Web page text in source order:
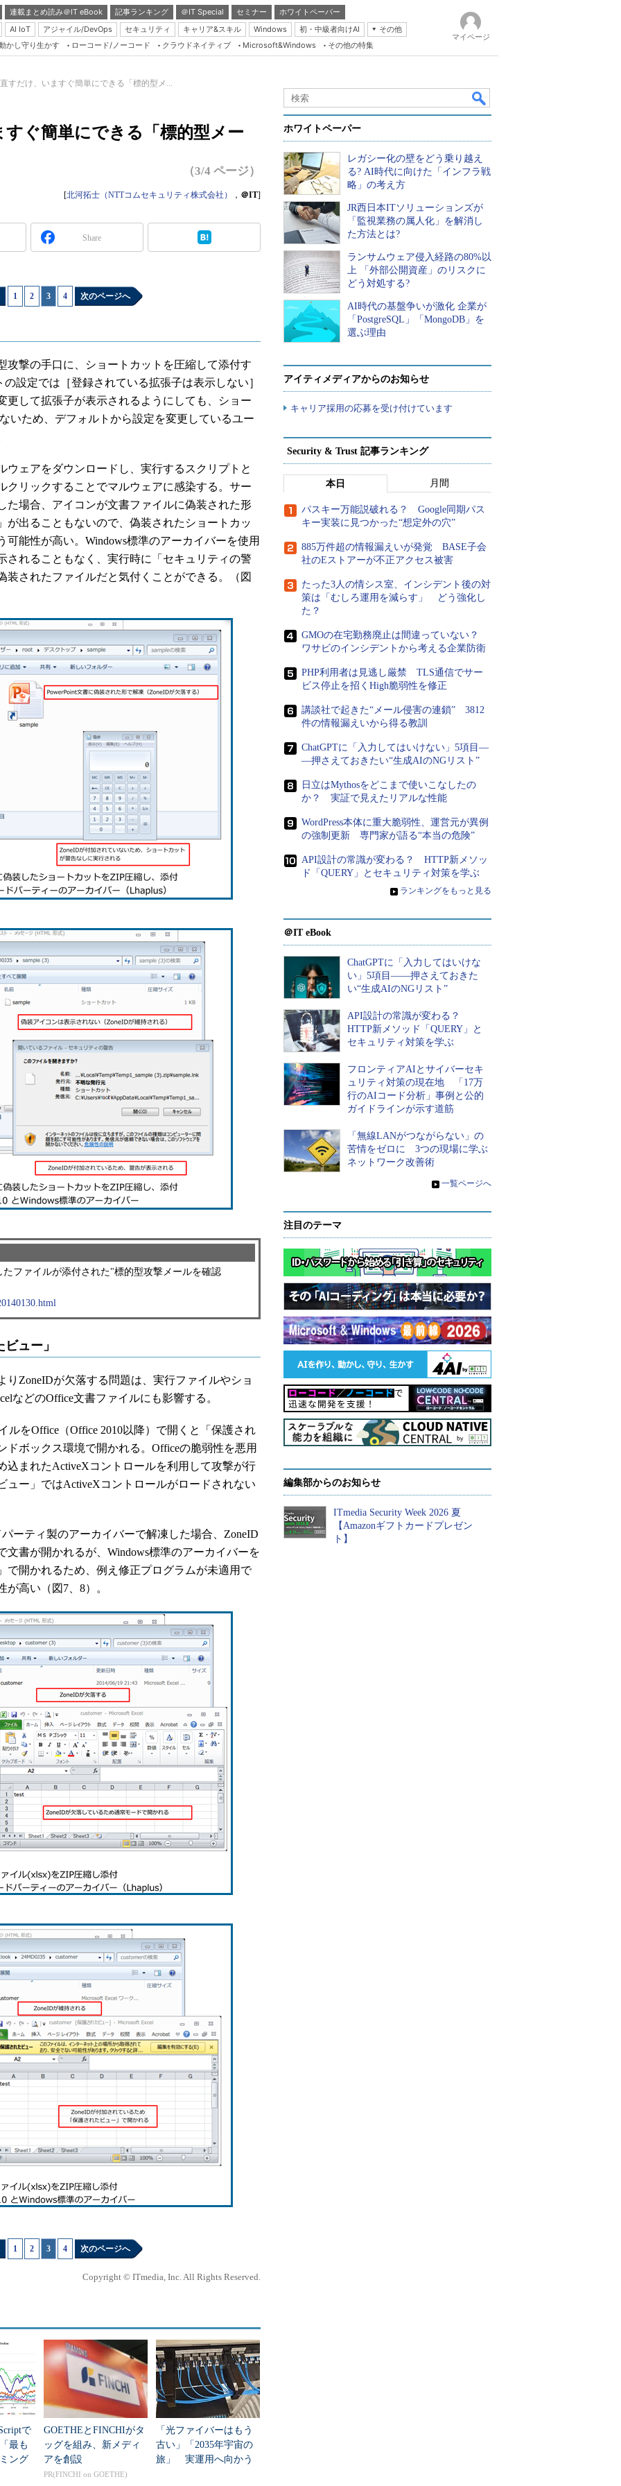
連載まとめ読み＠IT eBook 記事ランキング ＠IT Special セミナー
ホワイトペーパー
AI IoT
アジャイル/DevOps セキュリティ キャリア&スキル Windows 初・中級者向けAI
その他
Server & Storage
Database Expert
Master of IP Network
Security & Trust
Test & Tools
かし守り生かす ローコード/ノーコード クラウドネイティブ Microsoft&Windows その他の特集
マイページ
すだけ、いますぐ簡単にできる「標的型メ...
ぐ簡単にできる「標的型メー
（3/4 ページ）
[北河拓士（NTTコムセキュリティ株式会社） ， ＠IT]
Share
1 2 3 4 次のページへ
撃の手口に、ショートカットを圧縮して添付す
設定では［登録されている拡張子は表示しない］
更して拡張子が表示されるようにしても、ショー
いため、デフォルトから設定を変更しているユー
ェアをダウンロードし、実行するスクリプトと
クリックすることでマルウェアに感染する。サー
た場合、アイコンが文書ファイルに偽装された形
が出ることもないので、偽装されたショートカッ
能性が高い。Windows標準のアーカイバーを使用
されることもなく、実行時に「セキュリティの警
装されたファイルだと気付くことができる。（図
ファイルが添付された"標的型攻撃メールを確認
ュー」
ZoneIDが欠落する問題は、実行ファイルやショ
などのOffice文書ファイルにも影響する。
をOffice（Office 2010以降）で開くと「保護され
ボックス環境で開かれる。Officeの脆弱性を悪用
込まれたActiveXコントロールを利用して攻撃が行
ュー」ではActiveXコントロールがロードされない
ーティ製のアーカイバーで解凍した場合、ZoneID
書が開かれるが、Windows標準のアーカイバーを
で開かれるため、例え修正プログラムが未適用で
高い（図7、8）。
1 2 3 4 次のページへ
Copyright © ITmedia, Inc. All Rights Reserved.
で
最も
ング
GOETHEとFINCHIがタ
ッグを組み、新メディ
アを創設
PR(FINCHI on GOETHE)
「光ファイバーはもう
古い」「2035年宇宙の
旅」 実運用へ向かう
ホワイトペーパー
レガシー化の壁をどう乗り越え
る? AI時代に向けた「インフラ戦
略」の考え方
JR西日本ITソリューションズが
「監視業務の属人化」を解消し
た方法とは?
ランサムウェア侵入経路の80%以
上 「外部公開資産」のリスクに
どう対処する?
AI時代の基盤争いが激化 企業が
「PostgreSQL」「MongoDB」を
選ぶ理由
アイティメディアからのお知らせ
キャリア採用の応募を受け付けています
Security & Trust 記事ランキング
本日 月間
パスキー万能説破れる？ Google同期パス
キー実装に見つかった“想定外の穴”
885万件超の情報漏えいが発覚 BASE子会
社のEストアーが不正アクセス被害
たった3人の情シス室、インシデント後の対
策は「むしろ運用を減らす」 どう強化し
た？
GMOの在宅勤務廃止は間違っていない？
ワサビのインシデントから考える企業防衛
PHP利用者は見逃し厳禁 TLS通信でサー
ビス停止を招くHigh脆弱性を修正
講談社で起きた“メール侵害の連鎖” 3812
件の情報漏えいから得る教訓
ChatGPTに「入力してはいけない」5項目―
―押さえておきたい“生成AIのNGリスト”
日立はMythosをどこまで使いこなしたの
か？ 実証で見えたリアルな性能
WordPress本体に重大脆弱性、運営元が異例
の強制更新 専門家が語る“本当の危険”
API設計の常識が変わる？ HTTP新メソッ
ド「QUERY」とセキュリティ対策を学ぶ
» ランキングをもっと見る
＠IT eBook
ChatGPTに「入力してはいけな
い」5項目――押さえておきた
い“生成AIのNGリスト”
API設計の常識が変わる？
HTTP新メソッド「QUERY」と
セキュリティ対策を学ぶ
フロンティアAIとサイバーセキ
ュリティ対策の現在地 「17万
行のAIコード分析」事例と公的
ガイドラインが示す道筋
「無線LANがつながらない」の
苦情をゼロに 3つの現場に学ぶ
ネットワーク改善術
» 一覧ページへ
注目のテーマ
編集部からのお知らせ
ITmedia Security Week 2026 夏
【Amazonギフトカードプレゼン
ト】